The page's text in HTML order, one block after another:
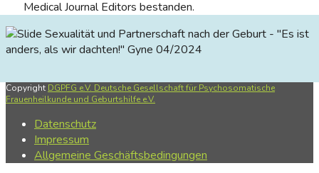
Medical Journal Editors bestanden.
Sexualität und Partnerschaft nach der Geburt - "Es ist
anders, als wir dachten!" Gyne 04/2024
Copyright DGPFG e.V. Deutsche Gesellschaft für Psychosomatische
Frauenheilkunde und Geburtshilfe e.V.
Datenschutz
Impressum
Allgemeine Geschäftsbedingungen